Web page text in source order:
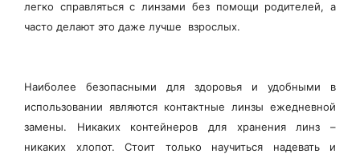
легко справляться с линзами без помощи родителей, а
часто делают это даже лучше взрослых.
Наиболее безопасными для здоровья и удобными в
использовании являются контактные линзы ежедневной
замены. Никаких контейнеров для хранения линз –
никаких хлопот. Стоит только научиться надевать и